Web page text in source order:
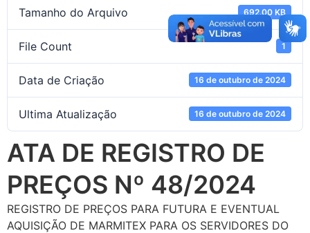
Tamanho do Arquivo 692.00 KB
File Count 1
Data de Criação 16 de outubro de 2024
Ultima Atualização 16 de outubro de 2024
ATA DE REGISTRO DE
PREÇOS Nº 48/2024
REGISTRO DE PREÇOS PARA FUTURA E EVENTUAL
AQUISIÇÃO DE MARMITEX PARA OS SERVIDORES DO